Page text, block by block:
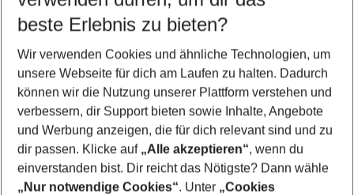
5-8 Nächte
2 Erwachsene Keine Kinder
Mehr Filter anzeigen
beste Erlebnis zu bieten?
Wir verwenden Cookies und ähnliche Technologien, um
unsere Webseite für dich am Laufen zu halten. Dadurch
können wir die Nutzung unserer Plattform verstehen und
verbessern, dir Support bieten sowie Inhalte, Angebote
und Werbung anzeigen, die für dich relevant sind und zu
dir passen. Klicke auf „Alle akzeptieren“, wenn du
einverstanden bist. Dir reicht das Nötigste? Dann wähle
„Nur notwendige Cookies“. Unter „Cookies